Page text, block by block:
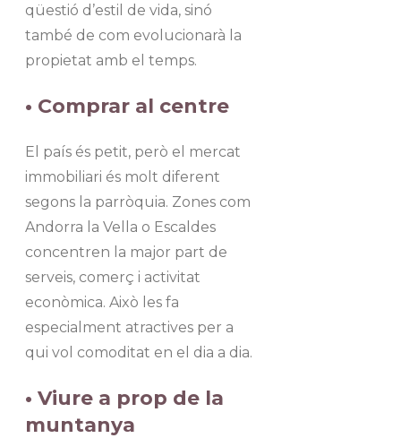
qüestió d’estil de vida, sinó
també de com evolucionarà la
propietat amb el temps.
• Comprar al centre
El país és petit, però el mercat
immobiliari és molt diferent
segons la parròquia. Zones com
Andorra la Vella o Escaldes
concentren la major part de
serveis, comerç i activitat
econòmica. Això les fa
especialment atractives per a
qui vol comoditat en el dia a dia.
• Viure a prop de la
muntanya